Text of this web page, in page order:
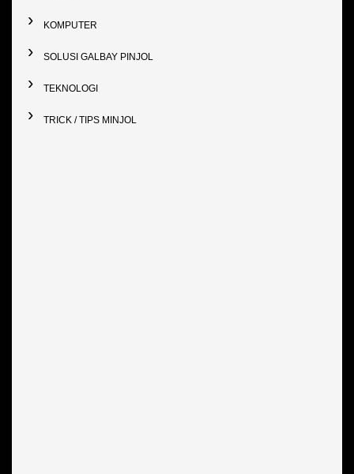
KOMPUTER
SOLUSI GALBAY PINJOL
TEKNOLOGI
TRICK / TIPS MINJOL